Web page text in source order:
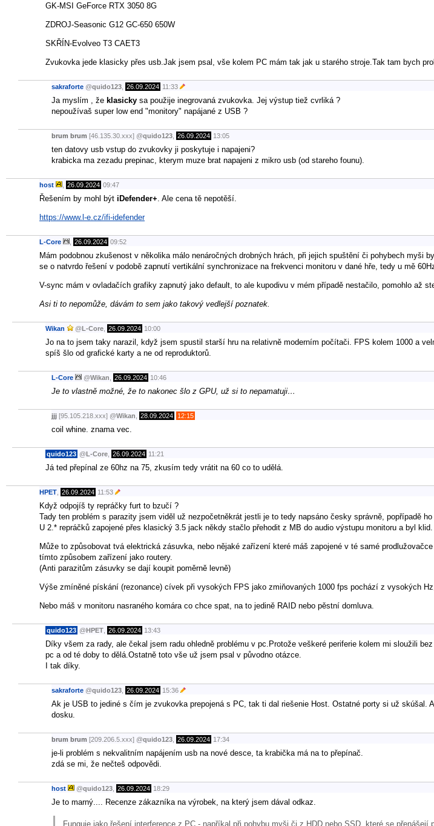
GK-MSI GeForce RTX 3050 8G
ZDROJ-Seasonic G12 GC-650 650W
SKŘÍN-Evolveo T3 CAET3
Zvukovka jede klasicky přes usb.Jak jsem psal, vše kolem PC mám tak jak u starého stroje.Tak tam bych
sakraforte @quido123 26.09.2024 11:33
Ja myslím , že klasicky sa použije inegrovaná zvukovka. Jej výstup tiež cvrliká ?
nepoužívaš super low end "monitory" napájané z USB ?
brum brum [46.135.30.xxx] @quido123 26.09.2024 13:05
ten datovy usb vstup do zvukovky ji poskytuje i napajeni?
krabicka ma zezadu prepinac, kterym muze brat napajeni z mikro usb (od stareho founu).
host 26.09.2024 09:47
Řešením by mohl být iDefender+ . Ale cena tě nepotěší.
https://www.l-e.cz/ifi-idefender
L-Core 26.09.2024 09:52
Mám podobnou zkušenost v několika málo nenáročných drobných hrách, při jejich spuštění či pohybech myši
se o natvrdo řešení v podobě zapnutí vertikální synchronizace na frekvenci monitoru v dané hře, tedy u mě
V-sync mám v ovladačích grafiky zapnutý jako default, to ale kupodivu v mém případě nestačilo, pomohlo až
Asi ti to nepomůže, dávám to sem jako takový vedlejší poznatek.
Wikan @L-Core 26.09.2024 10:00
Jo na to jsem taky narazil, když jsem spustil starší hru na relativně moderním počítači. FPS kolem 1000 a
spíš šlo od grafické karty a ne od reproduktorů.
L-Core @Wikan 26.09.2024 10:46
Je to vlastně možné, že to nakonec šlo z GPU, už si to nepamatuji…
jjj [95.105.218.xxx] @Wikan 28.09.2024 12:15
coil whine. znama vec.
quido123 @L-Core 26.09.2024 11:21
Já ted přepínal ze 60hz na 75, zkusím tedy vrátit na 60 co to udělá.
HPET 26.09.2024 11:53
Když odpojíš ty repráčky furt to bzučí ?
Tady ten problém s parazity jsem viděl už nezpočetněkrát jestli je to tedy napsáno česky správně, popřípadě
U 2.* repráčků zapojené přes klasický 3.5 jack někdy stačlo přehodit z MB do audio výstupu monitoru a byl klid.
Může to způsobovat tvá elektrická zásuvka, nebo nějaké zařízení které máš zapojené v té samé
tímto způsobem zařízení jako routery.
(Anti parazitům zásuvky se dají koupit poměrně levně)
Výše zmíněné pískání (rezonance) cívek při vysokých FPS jako zmiňovaných 1000 fps pochází z vysokých
Nebo máš v monitoru nasraného komára co chce spat, na to jedině RAID nebo pěstní domluva.
quido123 @HPET 26.09.2024 13:43
Díky všem za rady, ale čekal jsem radu ohledně problému v pc.Protože veškeré periferie kolem mi sloužili
pc a od té doby to dělá.Ostatně toto vše už jsem psal v původno otázce.
I tak díky.
sakraforte @quido123 26.09.2024 15:36
Ak je USB to jediné s čím je zvukovka prepojená s PC, tak ti dal riešenie Host. Ostatné porty si už
dosku.
brum brum [209.206.5.xxx] @quido123 26.09.2024 17:34
je-li problém s nekvalitním napájením usb na nové desce, ta krabička má na to přepínač.
zdá se mi, že nečteš odpovědi.
host @quido123 26.09.2024 18:29
Je to marný.... Recenze zákazníka na výrobek, na který jsem dával odkaz.
Funguje jako řešení interference z PC - napříkal při pohybu myši či z HDD nebo SSD, které se přenášejí